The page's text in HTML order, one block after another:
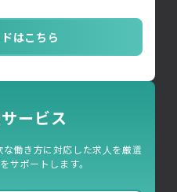
はこちら
ービス
働き方に対応した求人を厳選
サポートします。